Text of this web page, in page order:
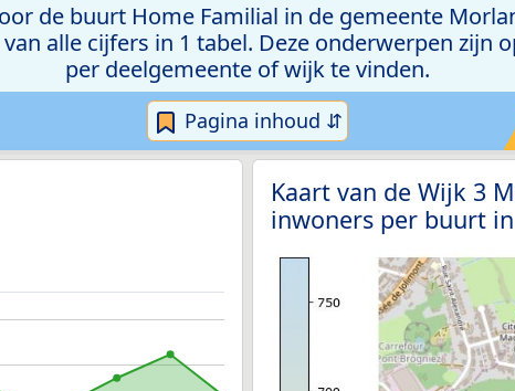
de buurt Home Familial in de gemeente
alle cijfers in 1 tabel. Deze onderwerpen zijn
per deelgemeente of wijk te vinden.
Pagina inhoud ⇵
Kaart van de Wijk 3
inwoners per buurt